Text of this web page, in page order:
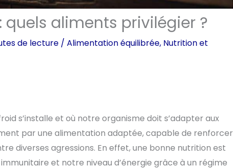
aliments privilégier ?
de lecture / Alimentation équilibrée, Nutrition et
s’installe et où notre organisme doit s’adapter aux
par une alimentation adaptée, capable de renforcer
diverses agressions. En effet, une bonne nutrition est
et notre niveau d’énergie grâce à un régime